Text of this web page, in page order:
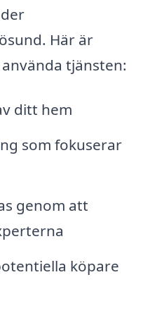
Här är
tjänsten:
ditt hem
som fokuserar
genom att
köpare